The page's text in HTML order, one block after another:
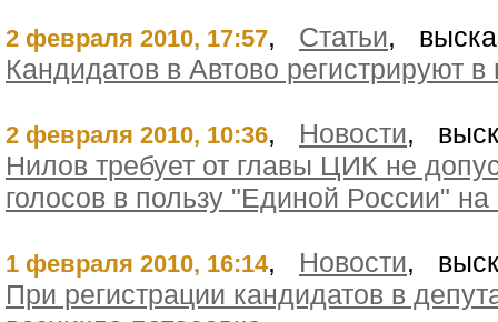
2 февраля 2010, 17:57, Статьи,
Кандидатов в Автово регистрируют
2 февраля 2010, 10:36, Новости,
Нилов требует от главы ЦИК не
голосов в пользу "Единой России"
1 февраля 2010, 16:14, Новости,
При регистрации кандидатов в